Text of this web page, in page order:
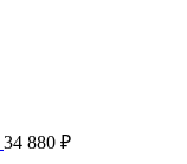
34 880 ₽